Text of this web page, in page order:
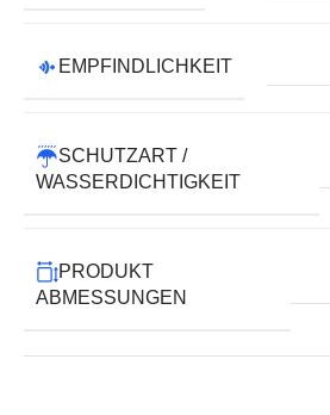
EMPFINDLICHKEIT
SCHUTZART /
WASSERDICHTIGKEIT
PRODUKT
ABMESSUNGEN